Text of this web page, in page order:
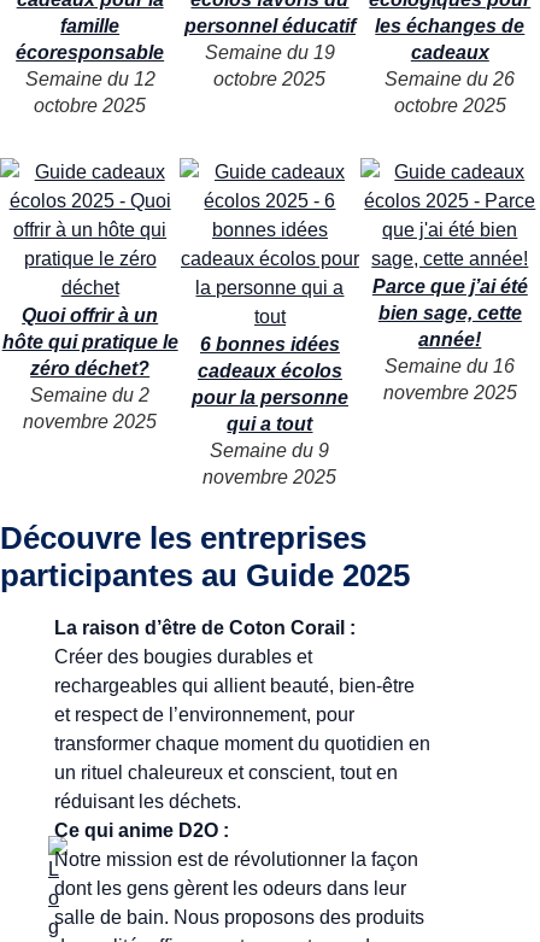
famille
écoresponsable
Semaine du 12
octobre 2025
personnel éducatif
Semaine du 19
octobre 2025
les échanges de
cadeaux
Semaine du 26
octobre 2025
Quoi offrir à un
hôte qui pratique le
zéro déchet?
Semaine du 2
novembre 2025
6 bonnes idées
cadeaux écolos
pour la personne
qui a tout
Semaine du 9
novembre 2025
Parce que j’ai été
bien sage, cette
année!
Semaine du 16
novembre 2025
Découvre les entreprises
participantes au Guide 2025
La raison d’être de Coton Corail :
Créer des bougies durables et
rechargeables qui allient beauté, bien-être
et respect de l’environnement, pour
transformer chaque moment du quotidien en
un rituel chaleureux et conscient, tout en
réduisant les déchets.
Ce qui anime D2O :
Notre mission est de révolutionner la façon
dont les gens gèrent les odeurs dans leur
salle de bain. Nous proposons des produits